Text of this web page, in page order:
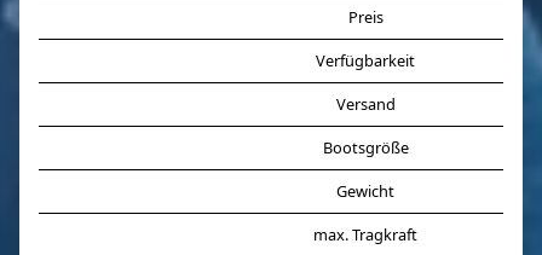
Preis
Verfügbarkeit
Versand
Bootsgröße
Gewicht
max. Tragkraft